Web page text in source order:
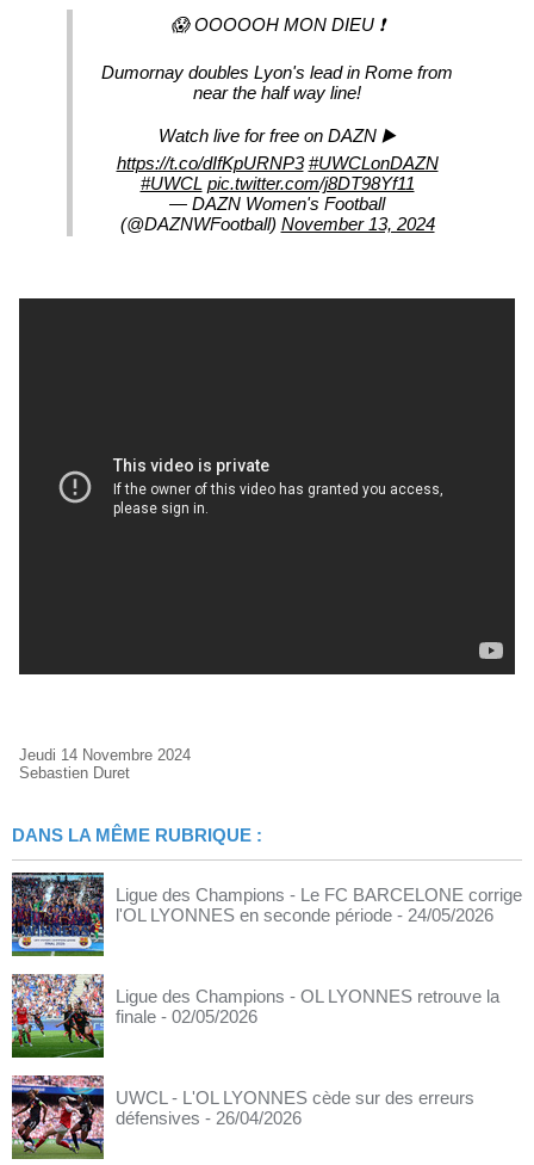
😱 OOOOOH MON DIEU ❗
Dumornay doubles Lyon's lead in Rome from
near the half way line!
Watch live for free on DAZN ▶️
https://t.co/dIfKpURNP3 #UWCLonDAZN
#UWCL pic.twitter.com/j8DT98Yf11
— DAZN Women's Football
(@DAZNWFootball) November 13, 2024
Jeudi 14 Novembre 2024
Sebastien Duret
DANS LA MÊME RUBRIQUE :
Ligue des Champions - Le FC BARCELONE corrige
l'OL LYONNES en seconde période - 24/05/2026
Ligue des Champions - OL LYONNES retrouve la
finale - 02/05/2026
UWCL - L'OL LYONNES cède sur des erreurs
défensives - 26/04/2026